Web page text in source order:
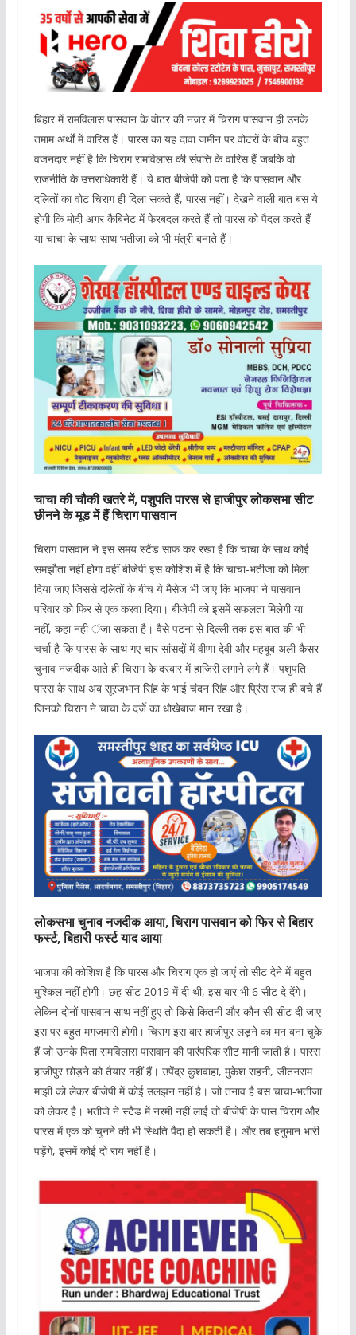
बिहार में रामविलास पासवान के वोटर की नजर में चिराग पासवान ही उनके
तमाम अर्थों में वारिस हैं। पारस का यह दावा जमीन पर वोटरों के बीच बहुत
वजनदार नहीं है कि चिराग रामविलास की संपत्ति के वारिस हैं जबकि वो
राजनीति के उत्तराधिकारी हैं। ये बात बीजेपी को पता है कि पासवान और
दलितों का वोट चिराग ही दिला सकते हैं, पारस नहीं। देखने वाली बात बस ये
होगी कि मोदी अगर कैबिनेट में फेरबदल करते हैं तो पारस को पैदल करते हैं
या चाचा के साथ-साथ भतीजा को भी मंत्री बनाते हैं।
चाचा की चौकी खतरे में, पशुपति पारस से हाजीपुर लोकसभा सीट
छीनने के मूड में हैं चिराग पासवान
चिराग पासवान ने इस समय स्टैंड साफ कर रखा है कि चाचा के साथ कोई
समझौता नहीं होगा वहीं बीजेपी इस कोशिश में है कि चाचा-भतीजा को मिला
दिया जाए जिससे दलितों के बीच ये मैसेज भी जाए कि भाजपा ने पासवान
परिवार को फिर से एक करवा दिया। बीजेपी को इसमें सफलता मिलेगी या
नहीं, कहा नही ंजा सकता है। वैसे पटना से दिल्ली तक इस बात की भी
चर्चा है कि पारस के साथ गए चार सांसदों में वीणा देवी और महबूब अली कैसर
चुनाव नजदीक आते ही चिराग के दरबार में हाजिरी लगाने लगे हैं। पशुपति
पारस के साथ अब सूरजभान सिंह के भाई चंदन सिंह और प्रिंस राज ही बचे हैं
जिनको चिराग ने चाचा के दर्जे का धोखेबाज मान रखा है।
लोकसभा चुनाव नजदीक आया, चिराग पासवान को फिर से बिहार
फर्स्ट, बिहारी फर्स्ट याद आया
भाजपा की कोशिश है कि पारस और चिराग एक हो जाएं तो सीट देने में बहुत
मुश्किल नहीं होगी। छह सीट 2019 में दी थी, इस बार भी 6 सीट दे देंगे।
लेकिन दोनों पासवान साथ नहीं हुए तो किसे कितनी और कौन सी सीट दी जाए
इस पर बहुत मगजमारी होगी। चिराग इस बार हाजीपुर लड़ने का मन बना चुके
हैं जो उनके पिता रामविलास पासवान की पारंपरिक सीट मानी जाती है। पारस
हाजीपुर छोड़ने को तैयार नहीं हैं। उपेंद्र कुशवाहा, मुकेश सहनी, जीतनराम
मांझी को लेकर बीजेपी में कोई उलझन नहीं है। जो तनाव है बस चाचा-भतीजा
को लेकर है। भतीजे ने स्टैंड में नरमी नहीं लाई तो बीजेपी के पास चिराग और
पारस में एक को चुनने की भी स्थिति पैदा हो सकती है। और तब हनुमान भारी
पड़ेंगे, इसमें कोई दो राय नहीं है।